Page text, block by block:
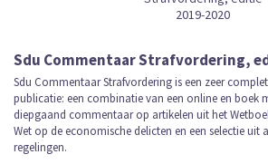
Sdu Commentaar Strafvordering,
Sdu Commentaar Strafvordering is een zeer
publicatie: een combinatie van een online en boek
diepgaand commentaar op artikelen uit het
Wet op de economische delicten en een selectie uit
regelingen.